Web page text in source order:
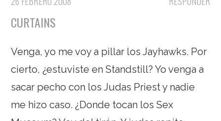
CURTAINS
Venga, yo me voy a pillar los Jayhawks. Por
cierto, ¿estuviste en Standstill? Yo venga a
sacar pecho con los Judas Priest y nadie
me hizo caso. ¿Donde tocan los Sex